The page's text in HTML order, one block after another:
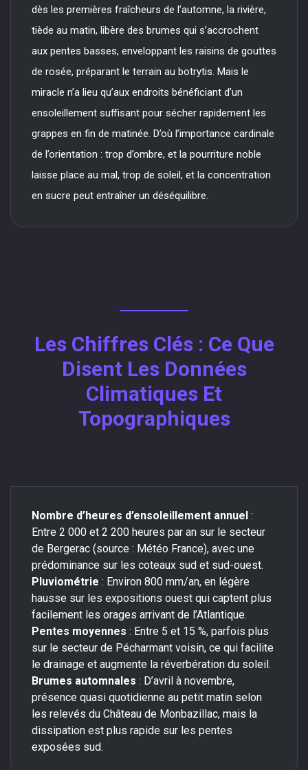
dès les premières fraîcheurs de l’automne, la rivière,
tiède au matin, libère des brumes qui s’accrochent
aux pentes basses, enveloppant les raisins de gouttes
de rosée, préparant le terrain au botrytis. Mais le
miracle n’a lieu qu’aux endroits bénéficiant d’un
ensoleillement suffisant pour sécher rapidement les
grappes en fin de matinée. D’où l’importance cardinale
de l’orientation : trop d’ombre, et la pourriture noble
laisse place au mal, trop de soleil, et la concentration
en sucre peut entraîner un déséquilibre.
Les Chiffres Clés : Ce Que
Disent Les Données
Climatiques Et
Topographiques
Nombre d’heures d’ensoleillement annuel :
Entre 2 000 et 2 200 heures par an sur le secteur
de Bergerac (source : Météo France), avec une
prédominance sur les coteaux sud et sud-ouest.
Pluviométrie : Environ 800 mm/an, en légère
hausse sur les expositions ouest qui captent plus
facilement les orages arrivant de l’Atlantique.
Pentes moyennes : Entre 5 et 15 %, parfois plus
sur le secteur de Pécharmant voisin, ce qui facilite
le drainage et augmente la réverbération du soleil.
Brumes automnales : D’avril à novembre,
présence quasi quotidienne au petit matin selon
les relevés du Château de Monbazillac, mais la
dissipation est plus rapide sur les pentes
exposées sud.